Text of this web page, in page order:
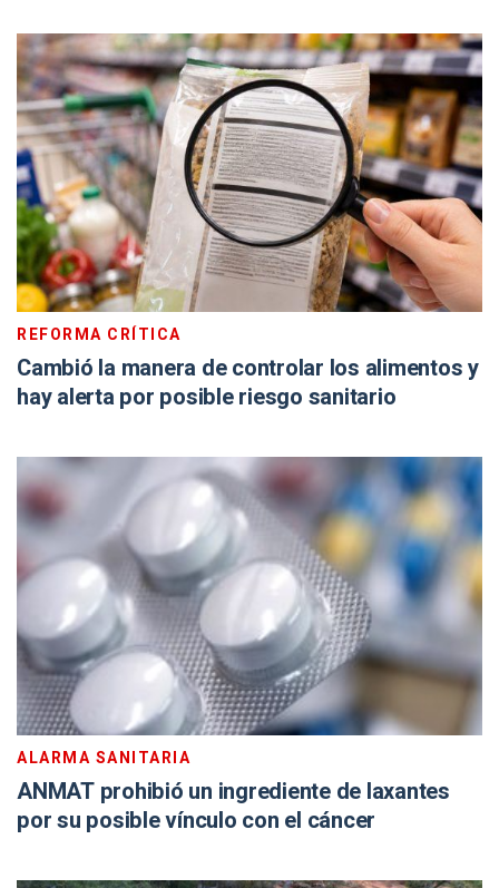
REFORMA CRÍTICA
Cambió la manera de controlar los alimentos y
hay alerta por posible riesgo sanitario
ALARMA SANITARIA
ANMAT prohibió un ingrediente de laxantes
por su posible vínculo con el cáncer